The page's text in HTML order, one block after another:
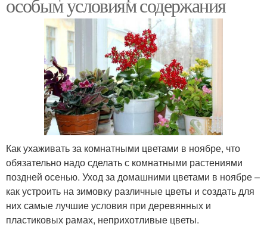
Как ухаживать за комнатными цветами в ноябре, что
обязательно надо сделать с комнатными растениями
поздней осенью. Уход за домашними цветами в ноябре –
как устроить на зимовку различные цветы и создать для
них самые лучшие условия при деревянных и
пластиковых рамах, неприхотливые цветы.